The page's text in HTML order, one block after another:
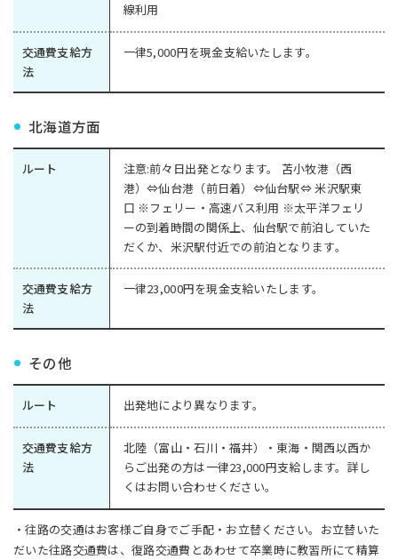
線利用
交通費支給方
法
一律5,000円を現金支給いたします。
北海道方面
ルート
注意:前々日出発となります。 苫小牧港（西
港）⇔仙台港（前日着）⇔仙台駅⇔ 米沢駅東
口 ※フェリー・高速バス利用 ※太平洋フェリ
ーの到着時間の関係上、仙台駅で前泊していた
だくか、米沢駅付近での前泊となります。
交通費支給方
法
一律23,000円を現金支給いたします。
その他
ルート 出発地により異なります。
交通費支給方
法
北陸（富山・石川・福井）・東海・関西以西か
らご出発の方は一律23,000円支給します。詳し
くはお問い合わせください。
・往路の交通はお客様ご自身でご手配・お立替ください。お立替いた
だいた往路交通費は、復路交通費とあわせて卒業時に教習所にて精算